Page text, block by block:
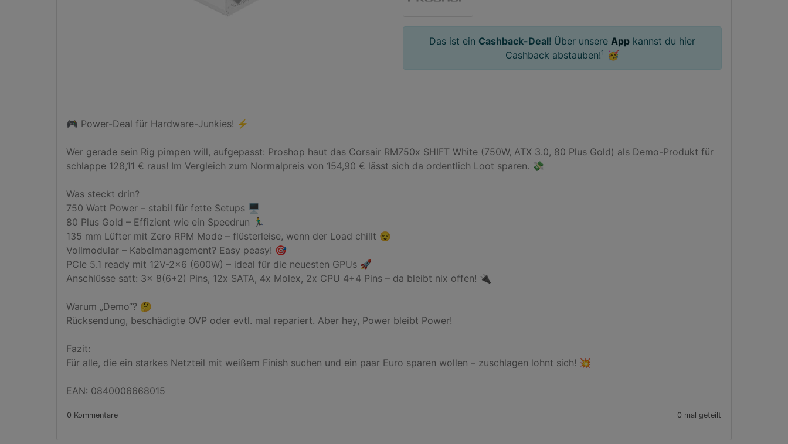
Das ist ein Cashback-Deal! Über unsere App kannst du hier
Cashback abstauben!1 🥳
🎮 Power-Deal für Hardware-Junkies! ⚡
Wer gerade sein Rig pimpen will, aufgepasst: Proshop haut das Corsair RM750x SHIFT White (750W, ATX 3.0, 80 Plus Gold) als Demo-Produkt für
schlappe 128,11 € raus! Im Vergleich zum Normalpreis von 154,90 € lässt sich da ordentlich Loot sparen. 💸
Was steckt drin?
750 Watt Power – stabil für fette Setups 🖥️
80 Plus Gold – Effizient wie ein Speedrun 🏃‍♂️
135 mm Lüfter mit Zero RPM Mode – flüsterleise, wenn der Load chillt 😌
Vollmodular – Kabelmanagement? Easy peasy! 🎯
PCIe 5.1 ready mit 12V-2x6 (600W) – ideal für die neuesten GPUs 🚀
Anschlüsse satt: 3x 8(6+2) Pins, 12x SATA, 4x Molex, 2x CPU 4+4 Pins – da bleibt nix offen! 🔌
Warum „Demo“? 🤔
Rücksendung, beschädigte OVP oder evtl. mal repariert. Aber hey, Power bleibt Power!
Fazit:
Für alle, die ein starkes Netzteil mit weißem Finish suchen und ein paar Euro sparen wollen – zuschlagen lohnt sich! 💥
EAN: 0840006668015
0 Kommentare 0 mal geteilt